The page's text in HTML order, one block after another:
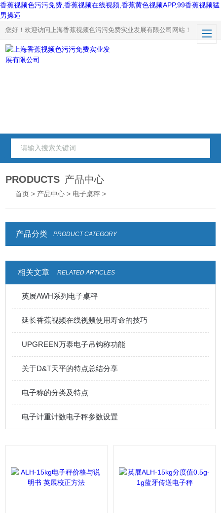
香蕉视频色污污免费,香蕉视频在线视频,香蕉黄色视频APP,99香蕉视频猛
男操逼
您好！欢迎访问上海香蕉视频色污污免费实业发展有限公司网站！
PRODUCTS 产品中心
首页 > 产品中心 > 电子桌秤 >
产品分类 PRODUCT CATEGORY
相关文章 RELATED ARTICLES
英展AWH系列电子桌秤
延长香蕉视频在线视频使用寿命的技巧
UPGREEN万泰电子吊钩称功能
关于D&T天平的特点总结分享
电子称的分类及特点
电子计重计数电子秤参数设置